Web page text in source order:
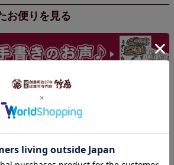
お便りを見る
手書きの声をもっと見る >>>